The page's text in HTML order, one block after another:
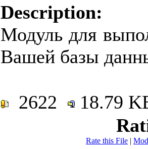
Description:
Модуль для
Вашей базы
2622
18.79
Rate this File |